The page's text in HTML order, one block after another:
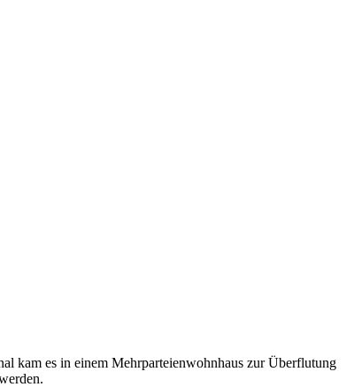
kam es in einem Mehrparteienwohnhaus zur Überflutung